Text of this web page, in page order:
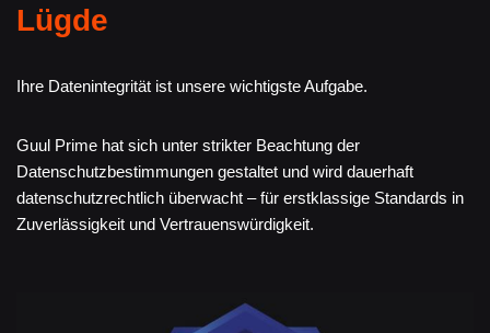
Lügde
Ihre Datenintegrität ist unsere wichtigste Aufgabe.
Guul Prime hat sich unter strikter Beachtung der
Datenschutzbestimmungen gestaltet und wird dauerhaft
datenschutzrechtlich überwacht – für erstklassige Standards in
Zuverlässigkeit und Vertrauenswürdigkeit.